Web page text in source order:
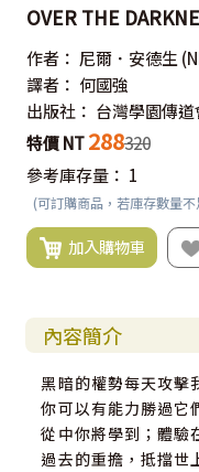
OVER THE
作者： 尼爾．安德生
譯者： 何國強
出版社： 台灣學園傳道
特價 NT 288320
參考庫存量： 1
(可訂購商品，若庫存數量
加入購物車
內容簡介
黑暗的權勢每天攻擊
你可以有能力勝過它
從中你將學到；體驗
過去的重擔，抵擋世